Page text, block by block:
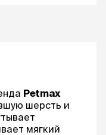
Petmax
шерсть и
мягкий